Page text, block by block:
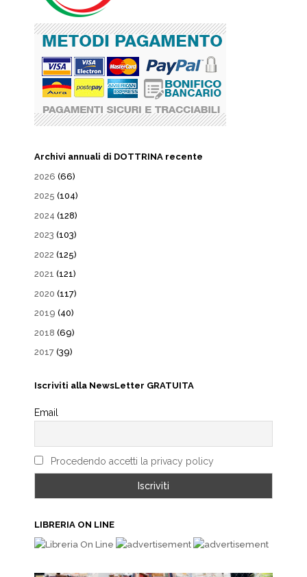
Archivi annuali di DOTTRINA recente
2026 (66)
2025 (104)
2024 (128)
2023 (103)
2022 (125)
2021 (121)
2020 (117)
2019 (40)
2018 (69)
2017 (39)
Iscriviti alla NewsLetter GRATUITA
Email
Procedendo accetti la privacy policy
LIBRERIA ON LINE